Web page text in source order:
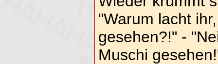
"Warum lacht
gesehen?!" -
Muschi